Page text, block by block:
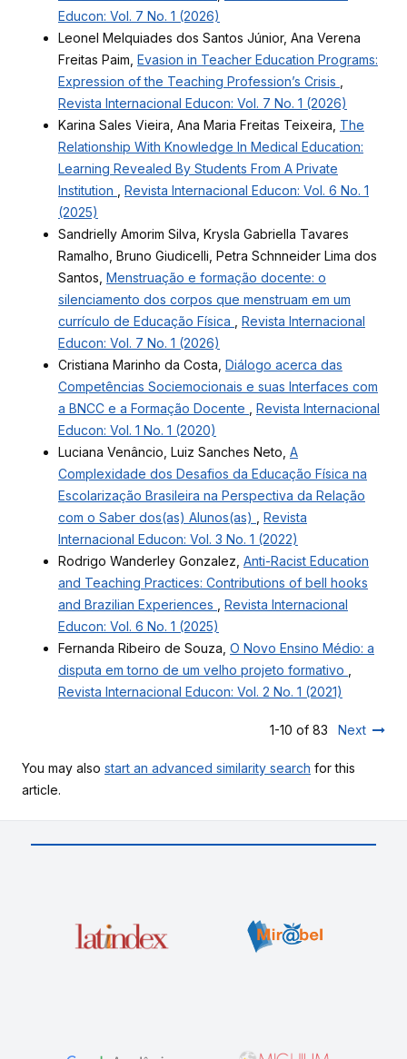
Educon: Vol. 7 No. 1 (2026)
Leonel Melquiades dos Santos Júnior, Ana Verena
Freitas Paim, Evasion in Teacher Education Programs:
Expression of the Teaching Profession’s Crisis
Revista Internacional Educon: Vol. 7 No. 1 (2026)
Karina Sales Vieira, Ana Maria Freitas Teixeira, The
Relationship With Knowledge In Medical Education:
Learning Revealed By Students From A Private
Institution
Revista Internacional Educon: Vol. 6 No. 1
(2025)
Sandrielly Amorim Silva, Krysla Gabriella Tavares
Ramalho, Bruno Giudicelli, Petra Schnneider Lima dos
Santos, Menstruação e formação docente: o
silenciamento dos corpos que menstruam em um
currículo de Educação Física
Revista Internacional
Educon: Vol. 7 No. 1 (2026)
Cristiana Marinho da Costa, Diálogo acerca das
Competências Sociemocionais e suas Interfaces com
a BNCC e a Formação Docente
Revista Internacional
Educon: Vol. 1 No. 1 (2020)
Luciana Venâncio, Luiz Sanches Neto, A
Complexidade dos Desafios da Educação Física na
Escolarização Brasileira na Perspectiva da Relação
com o Saber dos(as) Alunos(as)
Revista
Internacional Educon: Vol. 3 No. 1 (2022)
Rodrigo Wanderley Gonzalez, Anti-Racist Education
and Teaching Practices: Contributions of bell hooks
and Brazilian Experiences
Revista Internacional
Educon: Vol. 6 No. 1 (2025)
Fernanda Ribeiro de Souza, O Novo Ensino Médio: a
disputa em torno de um velho projeto formativo
Revista Internacional Educon: Vol. 2 No. 1 (2021)
1-10 of 83 Next
You may also start an advanced similarity search for this
article.